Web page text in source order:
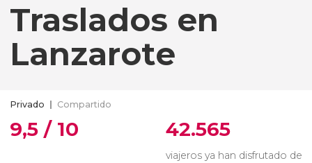
Traslados en
Lanzarote
Privado Compartido
9,5 / 10 42.565
viajeros ya han disfrutado de